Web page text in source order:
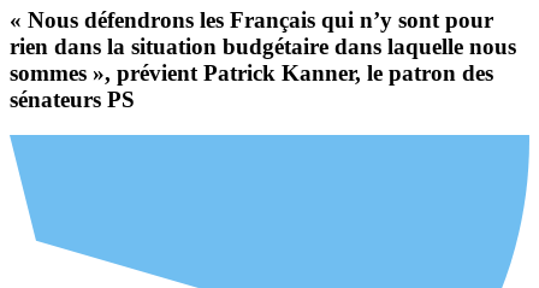
« Nous défendrons les Français qui n’y sont pour
rien dans la situation budgétaire dans laquelle nous
sommes », prévient Patrick Kanner, le patron des
sénateurs PS